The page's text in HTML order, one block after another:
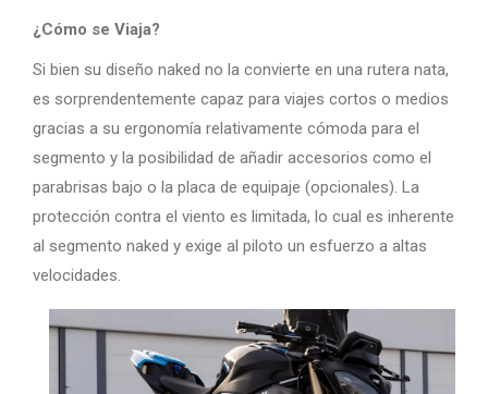
¿Cómo se Viaja?
Si bien su diseño naked no la convierte en una rutera nata,
es sorprendentemente capaz para viajes cortos o medios
gracias a su ergonomía relativamente cómoda para el
segmento y la posibilidad de añadir accesorios como el
parabrisas bajo o la placa de equipaje (opcionales). La
protección contra el viento es limitada, lo cual es inherente
al segmento naked y exige al piloto un esfuerzo a altas
velocidades.